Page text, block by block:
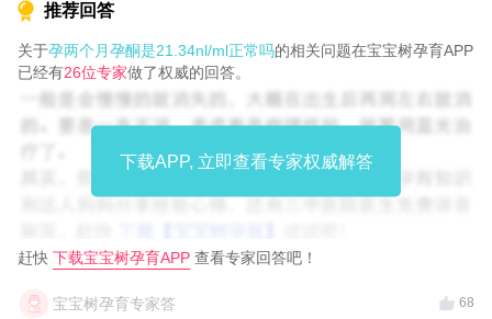
推荐回答
关于孕两个月孕酮是21.34nl/ml正常吗的相关问题在宝宝树孕育APP
已经有26位专家做了权威的回答。
下载APP, 立即查看专家权威解答
赶快 下载宝宝树孕育APP 查看专家回答吧！
宝宝树孕育专家答 68